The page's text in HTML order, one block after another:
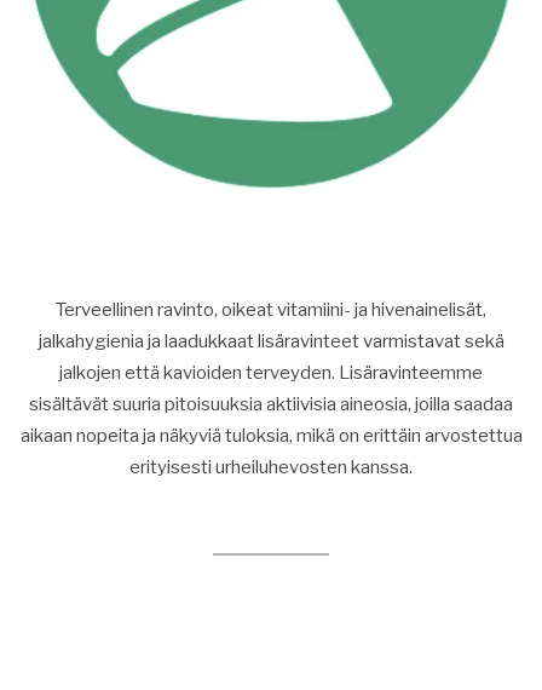
Terveellinen ravinto, oikeat vitamiini- ja hivenainelisät,
jalkahygienia ja laadukkaat lisäravinteet varmistavat sekä
jalkojen että kavioiden terveyden. Lisäravinteemme
sisältävät suuria pitoisuuksia aktiivisia aineosia, joilla saadaa
aikaan nopeita ja näkyviä tuloksia, mikä on erittäin arvostettua
erityisesti urheiluhevosten kanssa.